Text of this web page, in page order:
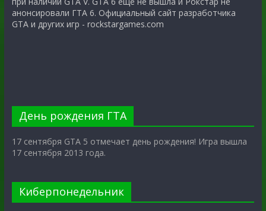
анонсировали ГТА 6. Официальный сайт разработчика
GTA и других игр - rockstargames.com
День рождения ГТА
17 сентября GTA 5 отмечает день рождения! Игра вышла
17 сентября 2013 года.
Киберпонедельник